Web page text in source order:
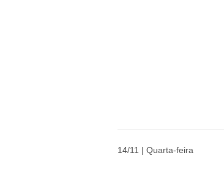
14/11 | Quarta-feira